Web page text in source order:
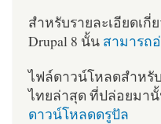
สำหรับรายละเอียดเ
Drupal 8 นั้น สามารถ
ไฟล์ดาวน์โหลดสำหรั
ไทยล่าสุด ที่ปล่อยมา
ดาวน์โหลดดรูปัล